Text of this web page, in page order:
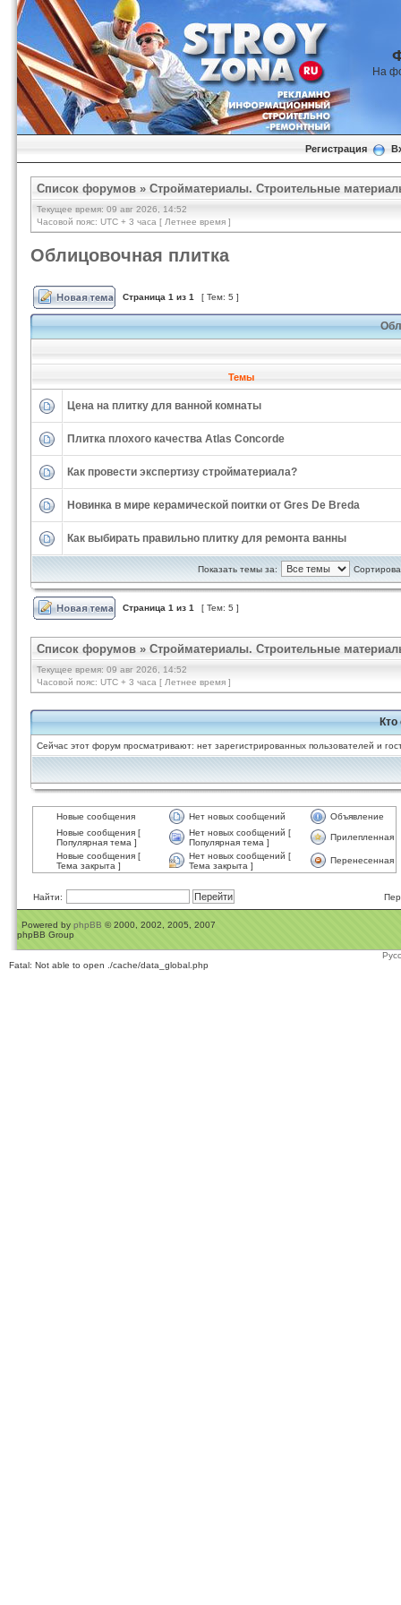
На
Регистрация
Список форумов » Стройматериалы. Строительные
Текущее время: 09 авг 2026, 14:52
Часовой пояс: UTC + 3 часа [ Летнее время ]
Облицовочная плитка
Страница 1 из 1 [ Тем: 5 ]
Темы
Цена на плитку для ванной комнаты
Плитка плохого качества Atlas Concorde
Как провести экспертизу стройматериала?
Новинка в мире керамической поитки от Gres De Breda
Как выбирать правильно плитку для ремонта ванны
Показать темы за:
Страница 1 из 1 [ Тем: 5 ]
Список форумов » Стройматериалы. Строительные
Текущее время: 09 авг 2026, 14:52
Часовой пояс: UTC + 3 часа [ Летнее время ]
Кто
Сейчас этот форум просматривают: нет зарегистрированных пользователей и
Новые сообщения Нет новых сообщений
Объявление
Новые сообщения [
Популярная тема ]
Нет новых сообщений [
Популярная тема ]
Прилепленная
Новые сообщения [
Тема закрыта ]
Нет новых сообщений [
Тема закрыта ]
Перенесенная
Найти:
Powered by phpBB © 2000, 2002, 2005, 2007
phpBB Group
Fatal: Not able to open ./cache/data_global.php